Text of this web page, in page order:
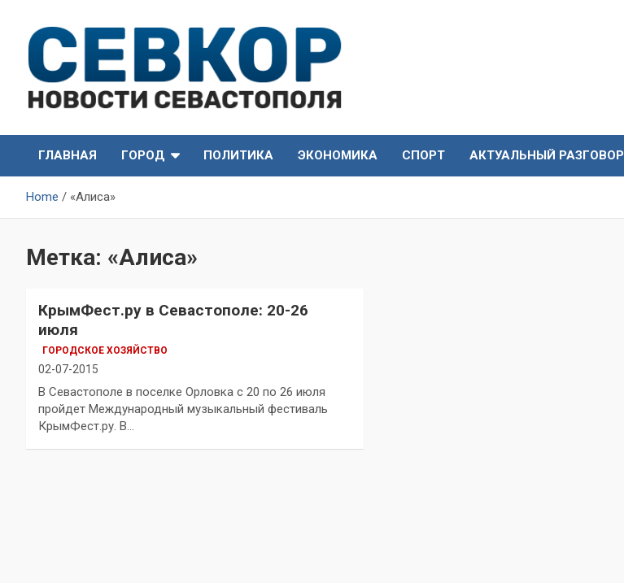
content
СевКор — Новости
Севастополя
Севастополя
ГЛАВНАЯ
ГОРОД ПОЛИТИКА ЭКОНОМИКА СПОРТ АКТУАЛЬНЫЙ РАЗГОВОР
Home «Алиса»
Метка: «Алиса»
КрымФест.ру в Севастополе: 20-26
июля
ГОРОДСКОЕ ХОЗЯЙСТВО
02-07-2015
В Севастополе в поселке Орловка с 20 по 26 июля
пройдет Международный музыкальный фестиваль
КрымФест.ру. В…